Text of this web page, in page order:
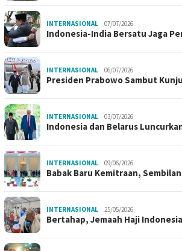
INTERNASIONAL 07/07/2026
Indonesia-India Bersatu Jaga
INTERNASIONAL 06/07/2026
Presiden Prabowo Sambut
INTERNASIONAL 03/07/2026
Indonesia dan Belarus
INTERNASIONAL 09/06/2026
Babak Baru Kemitraan,
INTERNASIONAL 25/05/2026
Bertahap, Jemaah Haji